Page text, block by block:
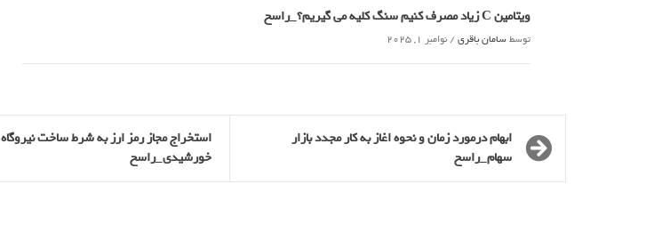
ویتامین C زیاد مصرف کنیم سنگ کلیه می گیریم؟_راسخ
توسطسامان باقری / نوامبر 1, 2025
ابهام درمورد زمان و نحوه اغاز به کار مجدد بازار
سهام_راسخ
استخراج مجاز رمز ارز به شرط ساخت نیروگاه
خورشیدی_راسخ